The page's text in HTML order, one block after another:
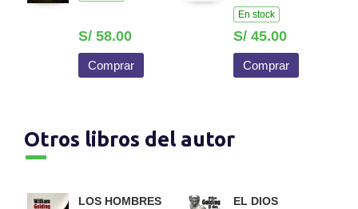
S/ 58.00
Comprar
En stock
S/ 45.00
Comprar
Otros libros del autor
LOS HOMBRES
EL DIOS